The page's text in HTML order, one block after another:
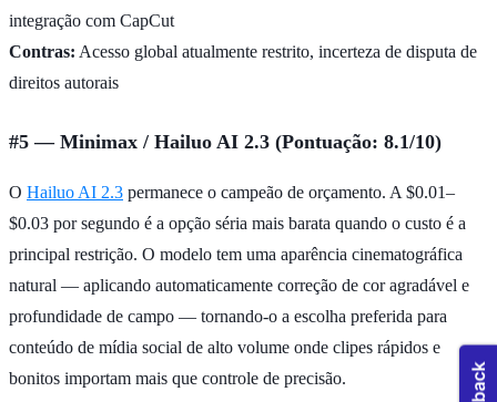
integração com CapCut
Contras: Acesso global atualmente restrito, incerteza de disputa de
direitos autorais
#5 — Minimax / Hailuo AI 2.3 (Pontuação: 8.1/10)
O Hailuo AI 2.3 permanece o campeão de orçamento. A $0.01–
$0.03 por segundo é a opção séria mais barata quando o custo é a
principal restrição. O modelo tem uma aparência cinematográfica
natural — aplicando automaticamente correção de cor agradável e
profundidade de campo — tornando-o a escolha preferida para
conteúdo de mídia social de alto volume onde clipes rápidos e
bonitos importam mais que controle de precisão.